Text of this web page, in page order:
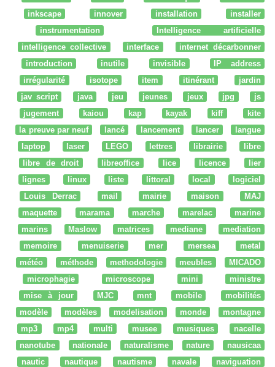
inkscape
innover installation
installer
instrumentation
Intelligence artificielle
intelligence collective
interface
internet décarbonner
introduction
inutile invisible
IP address
irrégularité
isotope item itinérant
jardin
jav script
java jeu jeunes jeux jpg
js
jugement
kaiou kap kayak kiff
kite
la preuve par neuf
lancé lancement lancer
langue
laptop
laser LEGO lettres librairie
libre
libre de droit
libreoffice lice licence
lier
lignes
linux liste littoral local
logiciel
Louis Derrac
mail mairie maison
MAJ
maquette
marama marche marelac
marine
marins
Maslow matrices mediane
mediation
memoire
menuiserie mer mersea
metal
météo
méthode methodologie meubles
MICADO
microphagie
microscope mini
ministre
mise à jour
MJC mnt mobile
mobilités
modèle
modèles modelisation monde
montagne
mp3
mp4 multi musee musiques
nacelle
nanotube
nationale naturalisme nature
nausicaa
nautic
nautique nautisme navale
naviguation